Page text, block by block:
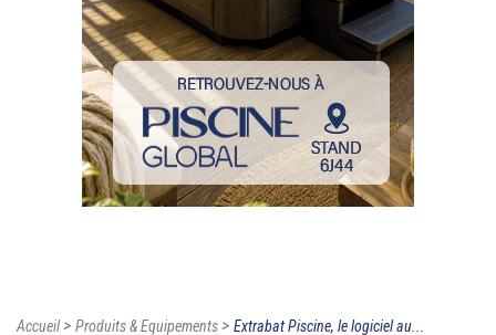
Accueil> Produits & Equipements> Extrabat Piscine, le logiciel au...